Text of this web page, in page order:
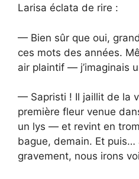
Larisa éclata de rire :
— Bien sûr que oui,
ces mots des années.
air plaintif — j’imaginais
— Sapristi ! Il jaillit de la
première fleur venue
un lys — et revint en
bague, demain. Et
gravement, nous irons